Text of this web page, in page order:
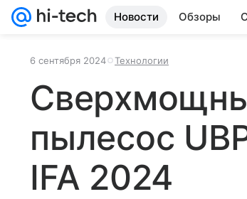
Новости Обзоры
6 сентября 2024 Технологии
пылесос
IFA 2024